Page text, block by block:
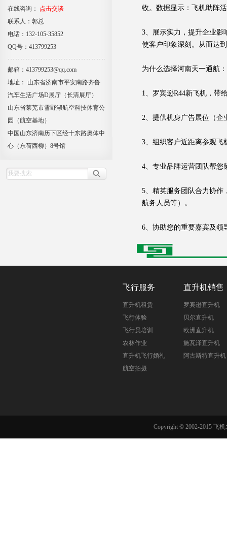
在线咨询：
点击交谈
联系人：郭总
电话：132-105-35852
QQ号：413799253
邮箱：413799253@qq.com
地址： 山东省济南市平安南路齐鲁
汽车生活广场D展厅（长清展厅）
山东省莱芜市雪野湖航空科技体育公
园（航空基地）
中国山东济南历下区经十东路奥体中
心（东荷西柳）8号馆
收。数据显示：飞机助阵
3、展示实力，提升企业影
使客户印象深刻。从而达
为什么选择河南天一通航：
1、罗宾逊R44新飞机，带
2、提供机身广告展位（企
3、组织客户近距离参观飞
4、专业品牌运营团队帮您
5、精英服务团队合力协作
航务人员等）。
6、协助您的重要嘉宾及领
飞行服务
直升机租赁
飞行体验
飞行员培训
农林作业
直升机飞行婚礼
航空拍摄
直升机销售
罗宾逊直升机
贝尔直升机
欧洲直升机
施瓦泽直升机
阿古斯特直升机
Copyright © 2002-2015 飞